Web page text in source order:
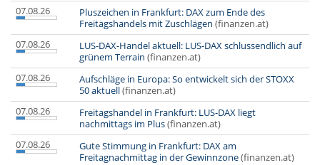
07.08.26
Pluszeichen in Frankfurt: DAX zum Ende des
Freitagshandels mit Zuschlägen (finanzen.at)
07.08.26
LUS-DAX-Handel aktuell: LUS-DAX schlussendlich auf
grünem Terrain (finanzen.at)
07.08.26
Aufschläge in Europa: So entwickelt sich der STOXX
50 aktuell(finanzen.at)
07.08.26
Freitagshandel in Frankfurt: LUS-DAX liegt
nachmittags im Plus(finanzen.at)
07.08.26
Gute Stimmung in Frankfurt: DAX am
Freitagnachmittag in der Gewinnzone(finanzen.at)